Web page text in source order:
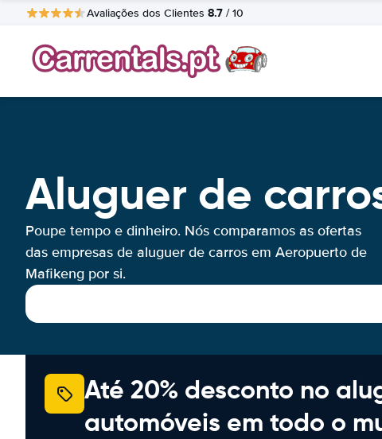
Avaliações dos Clientes 8.7 / 10
Aluguer de
Poupe tempo e dinheiro. Nós comparamos as ofertas
das empresas de aluguer de carros em Aeropuerto de
Mafikeng por si.
Até 20% desconto no
automóveis em todo o